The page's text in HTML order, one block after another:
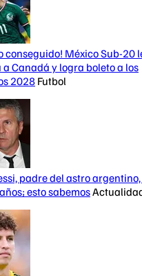
conseguido! México Sub-20
a Canadá y logra boleto a los
2028 Futbol
padre del astro
esto sabemos